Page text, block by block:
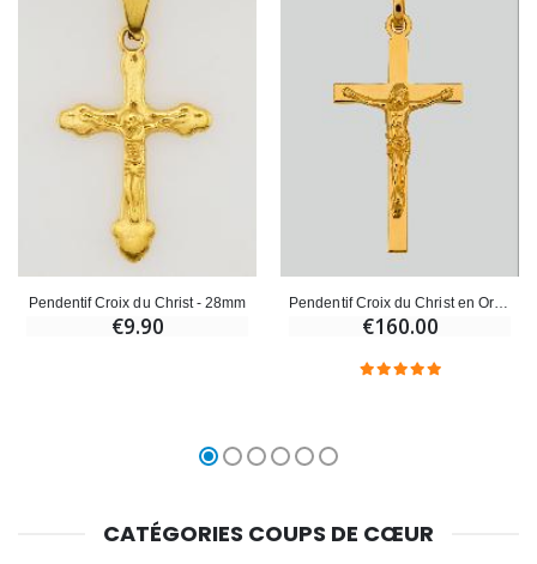
Pendentif Croix du Christ - 28mm
€9.90 €160.00
CATÉGORIES COUPS DE CŒUR